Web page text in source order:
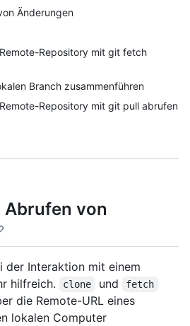
Änderungen
Repository mit git fetch
Branch zusammenführen
Repository mit git pull abrufen
Abrufen von
der Interaktion mit einem
hilfreich. clone und fetch
die Remote-URL eines
lokalen Computer